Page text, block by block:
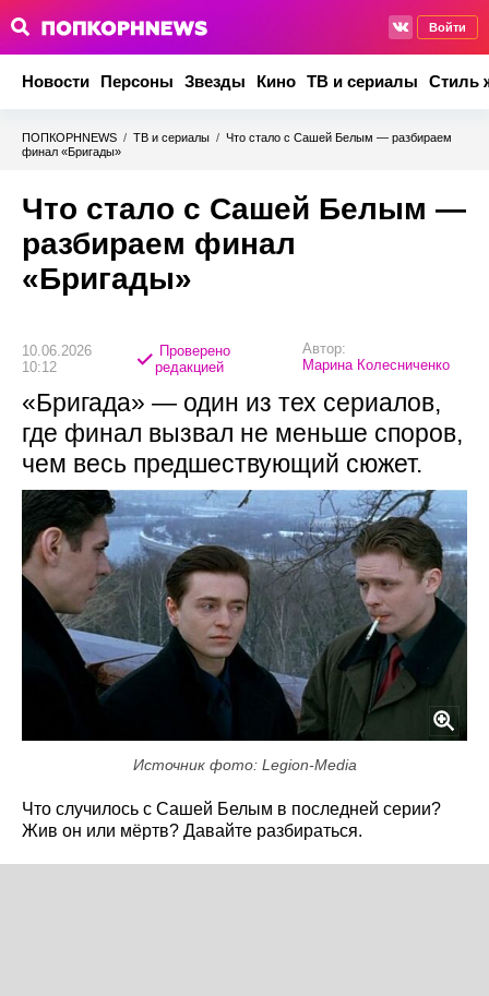
Войти
Новости Персоны Звезды Кино ТВ и сериалы Стиль
ПОПКОРНNEWS / ТВ и сериалы / Что стало с Сашей Белым — разбираем
финал «Бригады»
Что стало с Сашей Белым —
разбираем финал
«Бригады»
10.06.2026
10:12
Проверено
редакцией
Автор:
Марина Колесниченко
«Бригада» — один из тех сериалов,
где финал вызвал не меньше споров,
чем весь предшествующий сюжет.
Источник фото: Legion-Media
Что случилось с Сашей Белым в последней серии?
Жив он или мёртв? Давайте разбираться.